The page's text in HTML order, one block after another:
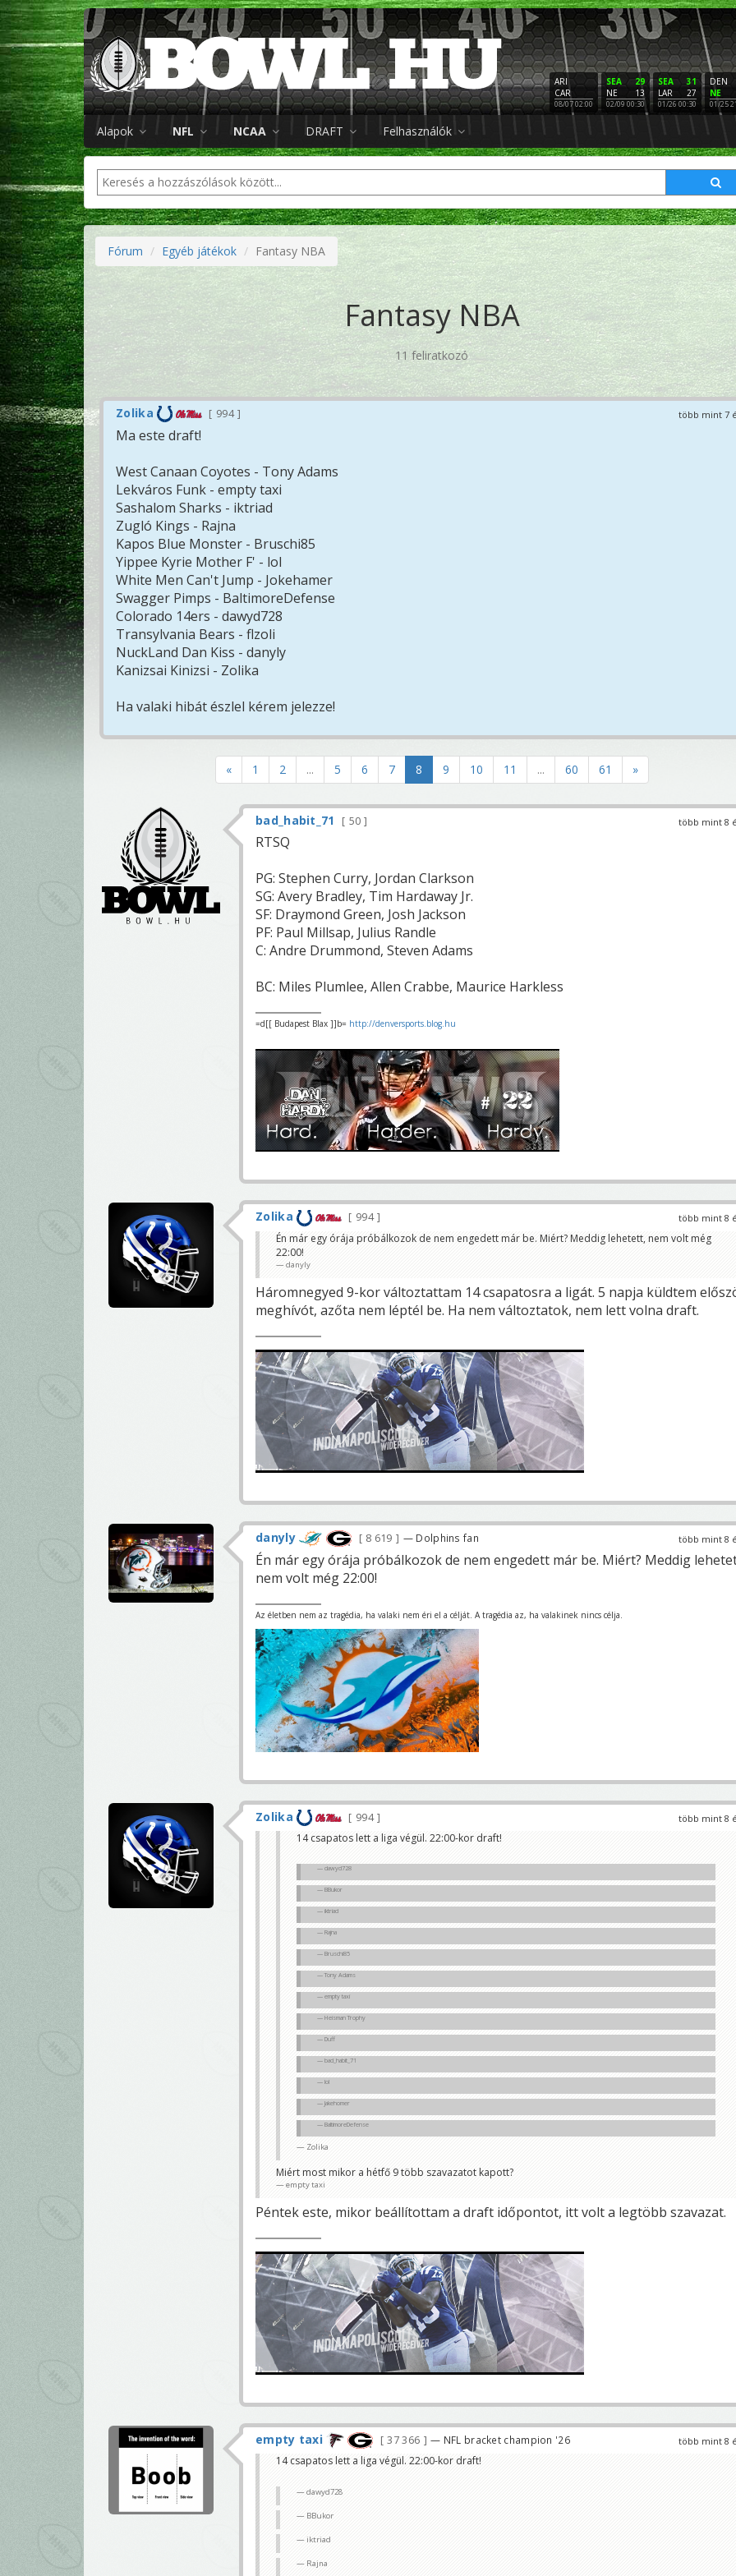
ARI
CAR
08/07 02:00
29
SEA
13
NE
02/09 00:30
31
SEA
27
LAR
01/26 00:30
DEN
NE
01/25
Alapok NFL NCAA DRAFT Felhasználók
Fórum Egyéb játékok Fantasy NBA
Fantasy NBA
11 feliratkozó
több mint 7
Zolika 994
Ma este draft!
West Canaan Coyotes - Tony Adams
Lekváros Funk - empty taxi
Sashalom Sharks - iktriad
Zugló Kings - Rajna
Kapos Blue Monster - Bruschi85
Yippee Kyrie Mother F' - lol
White Men Can't Jump - Jokehamer
Swagger Pimps - BaltimoreDefense
Colorado 14ers - dawyd728
Transylvania Bears - flzoli
NuckLand Dan Kiss - danyly
Kanizsai Kinizsi - Zolika
Ha valaki hibát észlel kérem jelezze!
« 1 2 ... 5 6 7 8 9 10 11 ... 60 61 »
több mint 8
bad_habit_71 50
RTSQ
PG: Stephen Curry, Jordan Clarkson
SG: Avery Bradley, Tim Hardaway Jr.
SF: Draymond Green, Josh Jackson
PF: Paul Millsap, Julius Randle
C: Andre Drummond, Steven Adams
BC: Miles Plumlee, Allen Crabbe, Maurice Harkless
=d[[ Budapest Blax ]]b= http://denversports.blog.hu
több mint 8
Zolika
994
Én már egy órája próbálkozok de nem engedett már be. Miért? Meddig lehetett, nem volt még
22:00!
danyly
Háromnegyed 9-kor változtattam 14 csapatosra a ligát. 5 napja küldtem
meghívót, azőta nem léptél be. Ha nem változtatok, nem lett volna draft.
több mint 8
danyly 8 619 — Dolphins fan
Én már egy órája próbálkozok de nem engedett már be. Miért? Meddig
nem volt még 22:00!
Az életben nem az tragédia, ha valaki nem éri el a célját. A tragédia az, ha valakinek nincs célja.
több mint 8
Zolika
994
14 csapatos lett a liga végül. 22:00-kor draft!
dawyd728
BBukor
iktriad
Rajna
Bruschi85
Tony Adams
empty taxi
Heisman Trophy
Duff
bad_habit_71
lol
Jakehomer
BaltimoreDefense
Zolika
Miért most mikor a hétfő 9 több szavazatot kapott?
empty taxi
Péntek este, mikor beállítottam a draft időpontot, itt volt a legtöbb szavazat.
több mint 8
empty taxi 37 366 — NFL bracket champion '26
14 csapatos lett a liga végül. 22:00-kor draft!
dawyd728
BBukor
iktriad
Rajna